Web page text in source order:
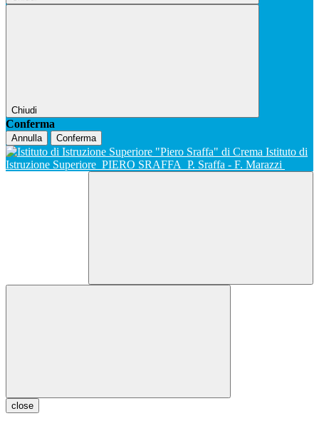
Chiudi
Conferma
Annulla Conferma
Istituto di
Istruzione Superiore PIERO SRAFFA P. Sraffa - F. Marazzi
close